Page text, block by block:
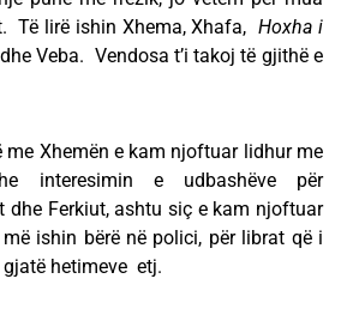
Të lirë ishin Xhema, Xhafa,Hoxha i
Veba. Vendosa t’i takoj të gjithë e
Xhemën e kam njoftuar lidhur me
interesimin e udbashëve për
dhe Ferkiut, ashtu siç e kam njoftuar
ishin bërë në polici, për librat që i
hetimeve etj.